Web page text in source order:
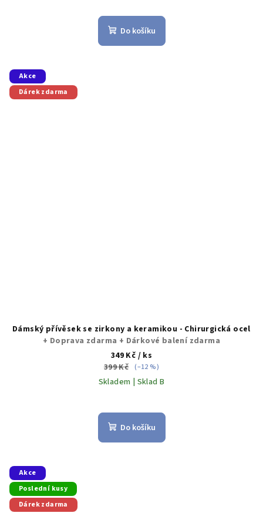
Do košíku
Akce
Dárek zdarma
Dámský přívěsek se zirkony a keramikou - Chirurgická ocel
+ Doprava zdarma + Dárkové balení zdarma
349 Kč / ks
399 Kč (–12 %)
Skladem | Sklad B
Do košíku
Akce
Poslední kusy
Dárek zdarma